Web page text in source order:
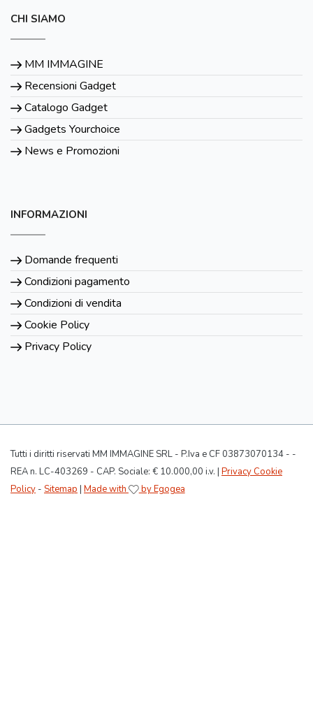
CHI SIAMO
MM IMMAGINE
Recensioni Gadget
Catalogo Gadget
Gadgets Yourchoice
News e Promozioni
INFORMAZIONI
Domande frequenti
Condizioni pagamento
Condizioni di vendita
Cookie Policy
Privacy Policy
Tutti i diritti riservati MM IMMAGINE SRL - P.Iva e CF 03873070134 - -
REA n. LC-403269 - CAP. Sociale: € 10.000,00 i.v. | Privacy Cookie
Policy - Sitemap | Made with by Egogea